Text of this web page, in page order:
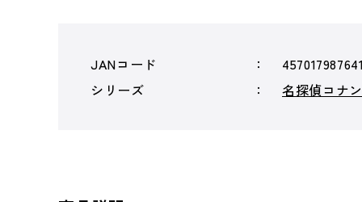
JANコード
シリーズ
名探偵コナン